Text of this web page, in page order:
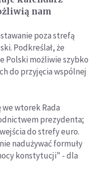
nam
poza strefą
Podkreślał, że
Polski możliwie szybko
do przyjęcia wspólnej
we wtorek Rada
prezydenta;
do strefy euro.
nadużywać formuły
konstytucji" - dla